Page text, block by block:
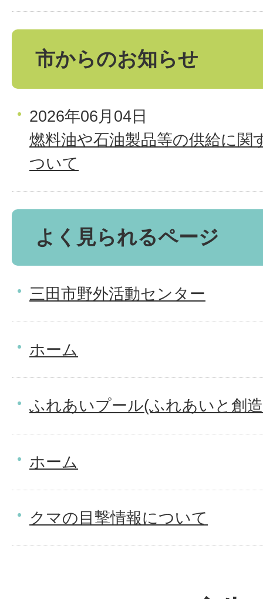
市からのお知らせ
2026年06月04日
燃料油や石油製品等の供給に関
ついて
よく見られるページ
三田市野外活動センター
ホーム
ふれあいプール(ふれあいと創
ホーム
クマの目撃情報について